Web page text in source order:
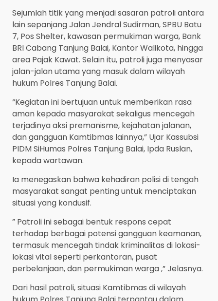
Sejumlah titik yang menjadi sasaran patroli antara
lain sepanjang Jalan Jendral Sudirman, SPBU Batu
7, Pos Shelter, kawasan permukiman warga, Bank
BRI Cabang Tanjung Balai, Kantor Walikota, hingga
area Pajak Kawat. Selain itu, patroli juga menyasar
jalan-jalan utama yang masuk dalam wilayah
hukum Polres Tanjung Balai.
“Kegiatan ini bertujuan untuk memberikan rasa
aman kepada masyarakat sekaligus mencegah
terjadinya aksi premanisme, kejahatan jalanan,
dan gangguan Kamtibmas lainnya,” Ujar Kassubsi
PIDM SiHumas Polres Tanjung Balai, Ipda Ruslan,
kepada wartawan.
Ia menegaskan bahwa kehadiran polisi di tengah
masyarakat sangat penting untuk menciptakan
situasi yang kondusif.
” Patroli ini sebagai bentuk respons cepat
terhadap berbagai potensi gangguan keamanan,
termasuk mencegah tindak kriminalitas di lokasi-
lokasi vital seperti perkantoran, pusat
perbelanjaan, dan permukiman warga ,” Jelasnya.
Dari hasil patroli, situasi Kamtibmas di wilayah